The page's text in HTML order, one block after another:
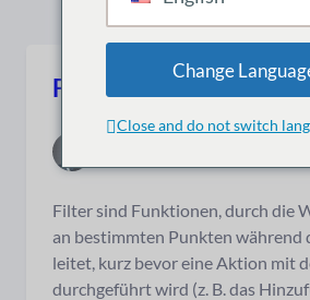
Filter im Admin-Bereich
Filter sind Funktionen, durch die
an bestimmten Punkten während
leitet, kurz bevor eine Aktion mit
durchgeführt wird (z. B. das
Change
Close and do not switch